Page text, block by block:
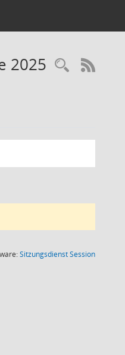
2025
SitzungsdienstSession(Wird in